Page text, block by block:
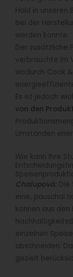
Hold in unseren
bei der
werden konnte.
Der zusätzliche
verbrauchte im
wodurch Cook
Es ist jedoch
von den
Umständen
Wie kann Ihre
Chalupová: Die
eine, pauschal
können aus den
einzelnen
abschneiden.
gezielt